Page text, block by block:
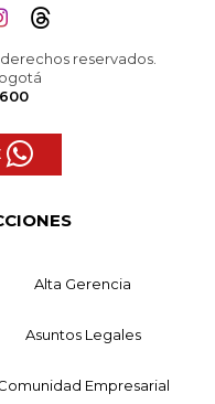
reservados.
Alta Gerencia
Asuntos Legales
Empresarial